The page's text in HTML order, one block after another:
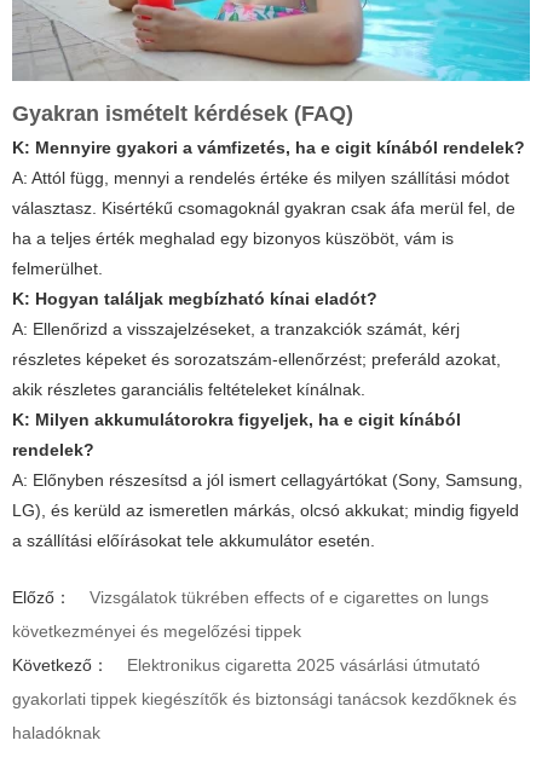
Gyakran ismételt kérdések (FAQ)
K: Mennyire gyakori a vámfizetés, ha e cigit kínából rendelek?
A: Attól függ, mennyi a rendelés értéke és milyen szállítási módot
választasz. Kisértékű csomagoknál gyakran csak áfa merül fel, de
ha a teljes érték meghalad egy bizonyos küszöböt, vám is
felmerülhet.
K: Hogyan találjak megbízható kínai eladót?
A: Ellenőrizd a visszajelzéseket, a tranzakciók számát, kérj
részletes képeket és sorozatszám-ellenőrzést; preferáld azokat,
akik részletes garanciális feltételeket kínálnak.
K: Milyen akkumulátorokra figyeljek, ha e cigit kínából
rendelek?
A: Előnyben részesítsd a jól ismert cellagyártókat (Sony, Samsung,
LG), és kerüld az ismeretlen márkás, olcsó akkukat; mindig figyeld
a szállítási előírásokat tele akkumulátor esetén.
Előző：
Vizsgálatok tükrében effects of e cigarettes on lungs
következményei és megelőzési tippek
Következő：
Elektronikus cigaretta 2025 vásárlási útmutató
gyakorlati tippek kiegészítők és biztonsági tanácsok kezdőknek és
haladóknak